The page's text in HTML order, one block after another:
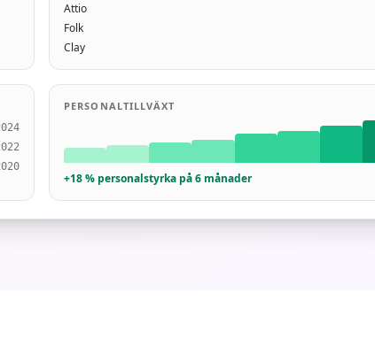
Attio
Folk
Clay
PERSONALTILLVÄXT
+18 % personalstyrka på 6 månader